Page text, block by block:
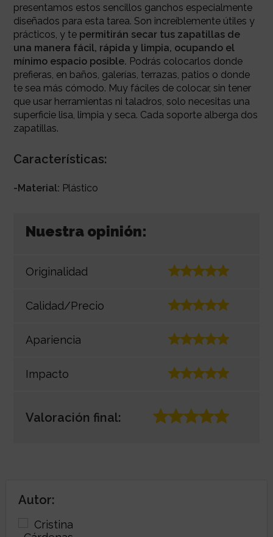
presentamos estos sencillos ganchos especialmente
diseñados para esta tarea. Son increíblemente útiles y
prácticos, y te permitirán secar tus zapatillas de
una manera fácil, rápida y limpia, ocupando el
mínimo espacio posible. Podrás colocarlos donde
prefieras, en baños, galerías, terrazas, patios o donde
te sea más cómodo. Muy fáciles de colocar, sin tener
que usar herramientas ni taladros, solo necesitas una
superficie lisa, limpia y seca. Cada soporte alberga dos
zapatillas.
Características:
-Material: Plástico
Nuestra opinión:
Originalidad
Calidad/Precio
Apariencia
Impacto
Valoración final:
Autor: